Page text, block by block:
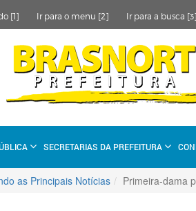
[1] Ir para o menu [2] Ir para a busca [3]
SECRETARIAS DA PREFEITURA
as Principais Notícias Primeira-dama